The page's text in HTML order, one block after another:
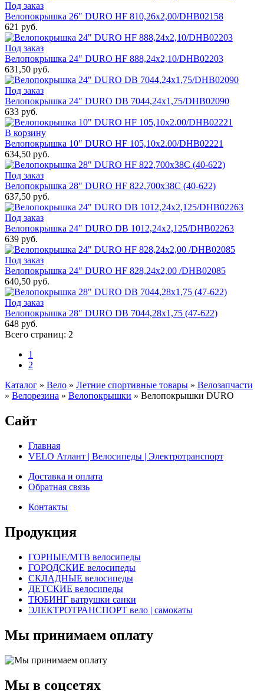
Под заказ
Велопокрышка 26" DURO HF 810,26x2,00/DHB02158
621 руб.
Под заказ
Велопокрышка 24" DURO HF 888,24x2,10/DHB02203
631,50 руб.
Под заказ
Велопокрышка 24" DURO DB 7044,24x1,75/DHB02090
633 руб.
В корзину
Велопокрышка 10" DURO HF 105,10х2.00/DHB02221
634,50 руб.
Под заказ
Велопокрышка 28" DURO НF 822,700x38C (40-622)
637,50 руб.
Под заказ
Велопокрышка 24" DURO DB 1012,24x2,125/DНB02263
639 руб.
Под заказ
Велопокрышка 24" DURO HF 828,24x2,00 /DHB02085
640,50 руб.
Под заказ
Велопокрышка 28" DURO DB 7044,28х1,75 (47-622)
648 руб.
Всего страниц: 2
1
2
Каталог » Вело » Летние спортивные товары » Велозапчасти
» Велорезина » Велопокрышки » Велопокрышки DURO
Сайт
Главная
VELO Атлант | Велосипеды | Электротранспорт
Доставка и оплата
Обратная связь
Контакты
Продукция
ГОРНЫЕ/MTB велосипеды
ГОРОДСКИЕ велосипеды
СКЛАДНЫЕ велосипеды
ДЕТСКИЕ велосипеды
ТЮБИНГ ватрушки санки
ЭЛЕКТРОТРАНСПОРТ вело | самокаты
Мы принимаем оплату
Мы в соцсетях